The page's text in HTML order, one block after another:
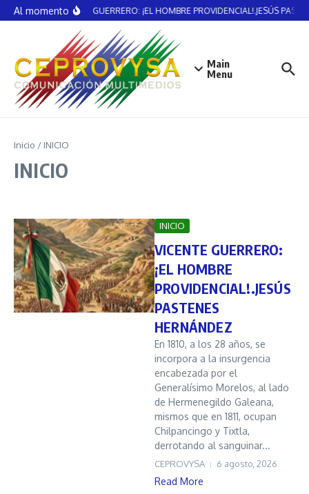
Saltar al contenido
Al momentoVICENTE GUERRERO: ¡EL HOMBRE PROVIDENCIAL!.JESÚS
Main
Menu
Inicio / INICIO
INICIO
INICIO
VICENTE GUERRERO:
¡EL HOMBRE
PROVIDENCIAL!.JESÚS
PASTENES
HERNÁNDEZ
En 1810, a los 28 años, se
incorpora a la insurgencia
encabezada por el
Generalísimo Morelos, al lado
de Hermenegildo Galeana,
mismos que en 1811, ocupan
Chilpancingo y Tixtla,
derrotando al sanguinar...
CEPROVYSA 6 agosto, 2026
Read More